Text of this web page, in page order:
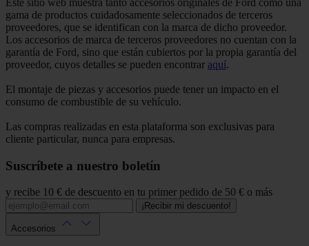
Este sitio web muestra tanto accesorios originales de Ford como una
gama de productos cuidadosamente seleccionados de terceros
proveedores, que se identifican con la marca de dicho proveedor.
Los accesorios de marca de terceros proveedores no cuentan con la
garantía de Ford, sino que están cubiertos por la propia garantía del
proveedor, cuyos detalles se pueden encontrar aquí.
El montaje de piezas y accesorios puede tener un impacto en el
consumo de combustible de su vehículo.
Las compras realizadas en esta plataforma son exclusivas para
cliente particular, nunca para empresas.
Suscríbete a nuestro boletín
y recibe 10 € de descuento en tu primer pedido de 50 € o más
¡Recibir mi descuento!
Accesorios